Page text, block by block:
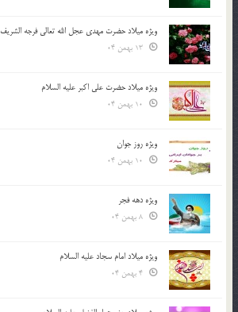
ویژه میلاد حضرت مهدی عجل الله تعالی فرجه الشريف
ویژه میلاد حضرت علی اکبر علیه السلام
ویژه روز جوان
ویژه دهه فجر
ویژه میلاد امام سجاد علیه السلام